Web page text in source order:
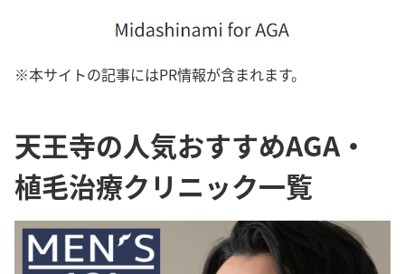
※本サイトの記事にはPR情報が含まれます。
天王寺の人気おすすめAGA・
植毛治療クリニック一覧